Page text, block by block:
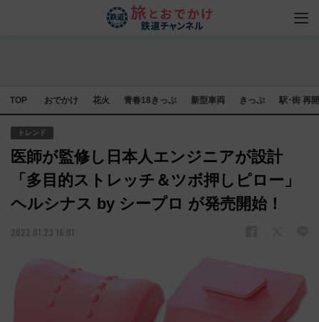
TOP おでかけ 花火 青春18きっぷ 新型車両 きっぷ 駅･街 再
トレンド
医師が監修し日本人エンジニアが設計
「多目的ストレッチ＆ツボ押しピロー」
ヘルシナス by シープロ が発売開始！
2022.01.23 16:01